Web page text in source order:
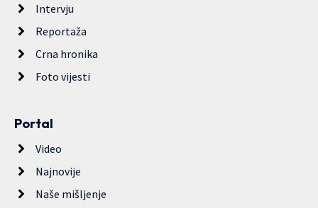
Intervju
Reportaža
Crna hronika
Foto vijesti
Portal
Video
Najnovije
Naše mišljenje